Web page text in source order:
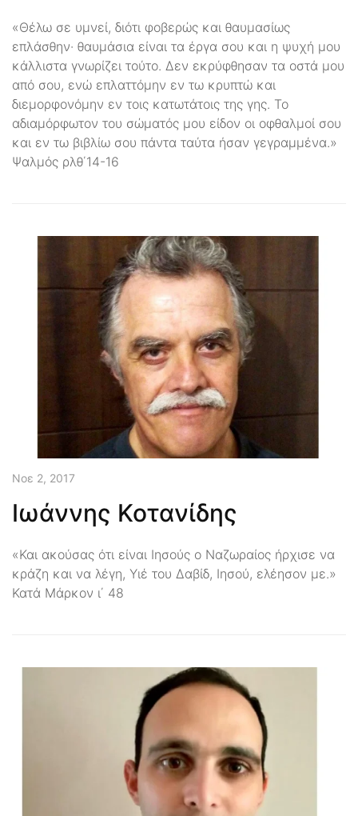
«Θέλω σε υμνεί, διότι φοβερώς και θαυμασίως
επλάσθην· θαυμάσια είναι τα έργα σου και η ψυχή μου
κάλλιστα γνωρίζει τούτο. Δεν εκρύφθησαν τα οστά μου
από σου, ενώ επλαττόμην εν τω κρυπτώ και
διεμορφονόμην εν τοις κατωτάτοις της γης. Το
αδιαμόρφωτον του σώματός μου είδον οι οφθαλμοί σου
και εν τω βιβλίω σου πάντα ταύτα ήσαν γεγραμμένα.»
Ψαλμός ρλθ΄14-16
Νοε 2, 2017
Ιωάννης Κοτανίδης
«Και ακούσας ότι είναι Ιησούς ο Ναζωραίος ήρχισε να
κράζη και να λέγη, Υιέ του Δαβίδ, Ιησού, ελέησον με.»
Κατά Μάρκον ι΄ 48